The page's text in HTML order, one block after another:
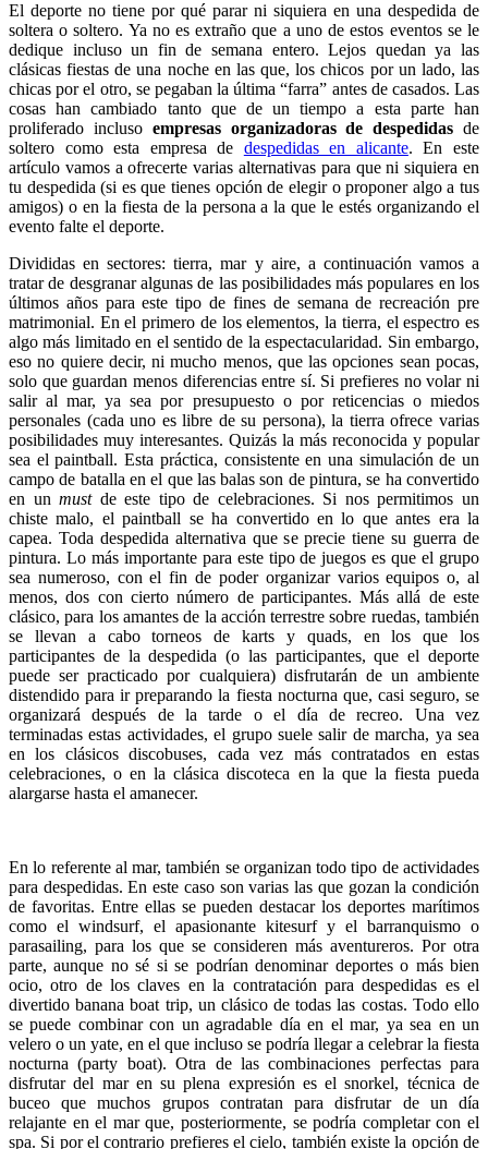
El deporte no tiene por qué parar ni siquiera en una despedida de
soltera o soltero. Ya no es extraño que a uno de estos eventos se le
dedique incluso un fin de semana entero. Lejos quedan ya las
clásicas fiestas de una noche en las que, los chicos por un lado, las
chicas por el otro, se pegaban la última “farra” antes de casados. Las
cosas han cambiado tanto que de un tiempo a esta parte han
proliferado incluso empresas organizadoras de despedidas de
soltero como esta empresa de despedidas en alicante. En este
artículo vamos a ofrecerte varias alternativas para que ni siquiera en
tu despedida (si es que tienes opción de elegir o proponer algo a tus
amigos) o en la fiesta de la persona a la que le estés organizando el
evento falte el deporte.
Divididas en sectores: tierra, mar y aire, a continuación vamos a
tratar de desgranar algunas de las posibilidades más populares en los
últimos años para este tipo de fines de semana de recreación pre
matrimonial. En el primero de los elementos, la tierra, el espectro es
algo más limitado en el sentido de la espectacularidad. Sin embargo,
eso no quiere decir, ni mucho menos, que las opciones sean pocas,
solo que guardan menos diferencias entre sí. Si prefieres no volar ni
salir al mar, ya sea por presupuesto o por reticencias o miedos
personales (cada uno es libre de su persona), la tierra ofrece varias
posibilidades muy interesantes. Quizás la más reconocida y popular
sea el paintball. Esta práctica, consistente en una simulación de un
campo de batalla en el que las balas son de pintura, se ha convertido
en unmust de este tipo de celebraciones. Si nos permitimos un
chiste malo, el paintball se ha convertido en lo que antes era la
capea. Toda despedida alternativa que se precie tiene su guerra de
pintura. Lo más importante para este tipo de juegos es que el grupo
sea numeroso, con el fin de poder organizar varios equipos o, al
menos, dos con cierto número de participantes. Más allá de este
clásico, para los amantes de la acción terrestre sobre ruedas, también
se llevan a cabo torneos de karts y quads, en los que los
participantes de la despedida (o las participantes, que el deporte
puede ser practicado por cualquiera) disfrutarán de un ambiente
distendido para ir preparando la fiesta nocturna que, casi seguro, se
organizará después de la tarde o el día de recreo. Una vez
terminadas estas actividades, el grupo suele salir de marcha, ya sea
en los clásicos discobuses, cada vez más contratados en estas
celebraciones, o en la clásica discoteca en la que la fiesta pueda
alargarse hasta el amanecer.
En lo referente al mar, también se organizan todo tipo de actividades
para despedidas. En este caso son varias las que gozan la condición
de favoritas. Entre ellas se pueden destacar los deportes marítimos
como el windsurf, el apasionante kitesurf y el barranquismo o
parasailing, para los que se consideren más aventureros. Por otra
parte, aunque no sé si se podrían denominar deportes o más bien
ocio, otro de los claves en la contratación para despedidas es el
divertido banana boat trip, un clásico de todas las costas. Todo ello
se puede combinar con un agradable día en el mar, ya sea en un
velero o un yate, en el que incluso se podría llegar a celebrar la fiesta
nocturna (party boat). Otra de las combinaciones perfectas para
disfrutar del mar en su plena expresión es el snorkel, técnica de
buceo que muchos grupos contratan para disfrutar de un día
relajante en el mar que, posteriormente, se podría completar con el
spa. Si por el contrario prefieres el cielo, también existe la opción de